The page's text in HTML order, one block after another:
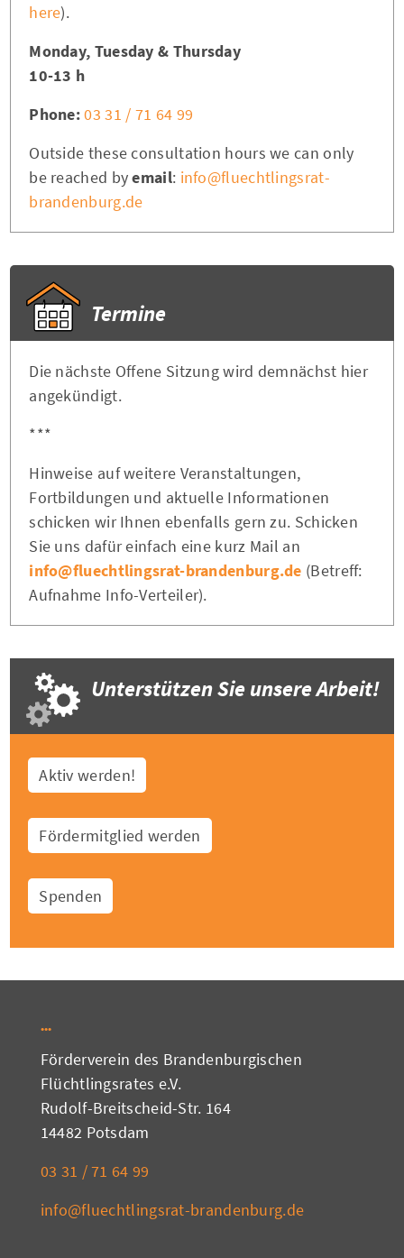
here).
Monday, Tuesday & Thursday
10-13 h
Phone:03 31 / 71 64 99
Outside these consultation hours we can only
be reached byemail: info@fluechtlingsrat-
brandenburg.de
Termine
Die nächste Offene Sitzung wird demnächst hier
angekündigt.
***
Hinweise auf weitere Veranstaltungen,
Fortbildungen und aktuelle Informationen
schicken wir Ihnen ebenfalls gern zu. Schicken
Sie uns dafür einfach eine kurz Mail an
info@fluechtlingsrat-brandenburg.de (Betreff:
Aufnahme Info-Verteiler).
Unterstützen Sie unsere Arbeit!
Aktiv werden!
Fördermitglied werden
Spenden
Förderverein des Brandenburgischen
Flüchtlingsrates e.V.
Rudolf-Breitscheid-Str. 164
14482 Potsdam
03 31 / 71 64 99
info@fluechtlingsrat-brandenburg.de